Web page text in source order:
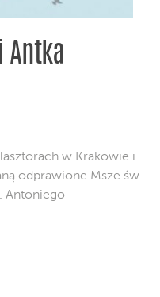
Antka
w Krakowie i
odprawione Msze św.
Antoniego